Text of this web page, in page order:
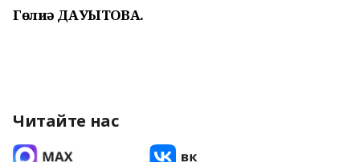
Гөлиә ДАУЫТОВА.
Читайте нас